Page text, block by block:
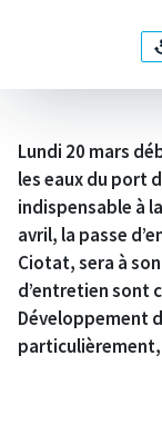
Lundi 20 mars
les eaux du port
indispensable à
avril, la passe
Ciotat, sera à
d’entretien sont
Développement